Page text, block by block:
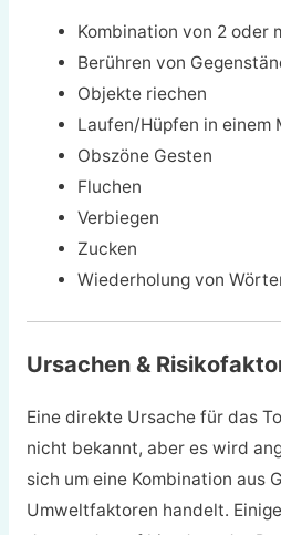
Kombination von 2 oder
Berühren von
Objekte riechen
Laufen/Hüpfen in einem
Obszöne Gesten
Fluchen
Verbiegen
Zucken
Wiederholung von
Ursachen &
Eine direkte Ursache für das
nicht bekannt, aber es wird
sich um eine Kombination aus
Umweltfaktoren handelt.